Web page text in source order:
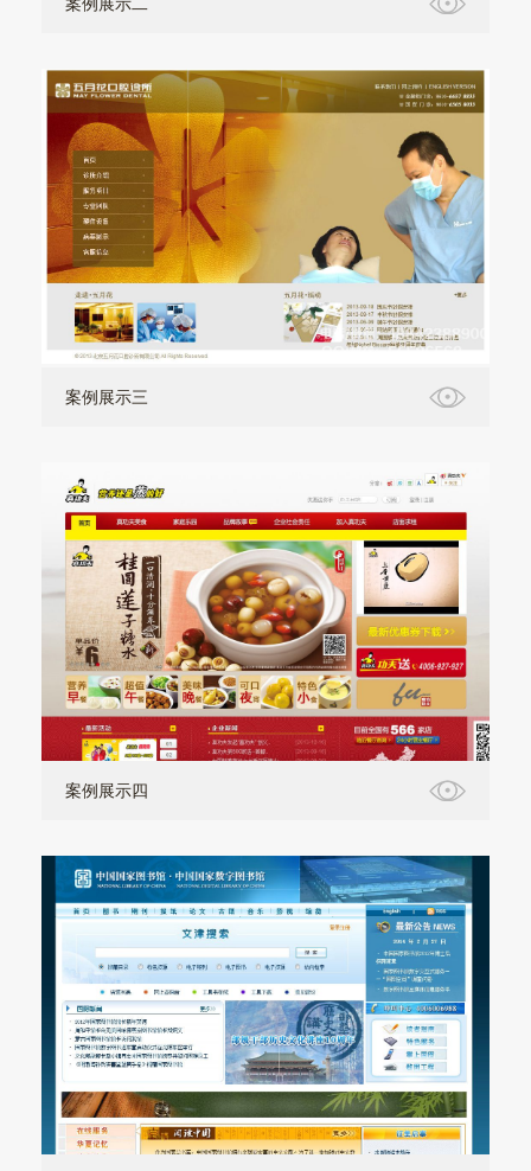
案例展示三
案例展示四